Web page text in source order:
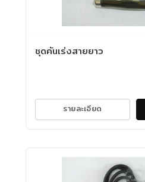
ชุดคันเร่งสายยาว
รายละเอียด